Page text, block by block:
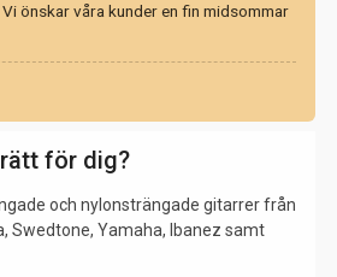
önskar våra kunder en fin midsommar
för dig?
och nylonsträngade gitarrer från
Swedtone, Yamaha, Ibanez samt